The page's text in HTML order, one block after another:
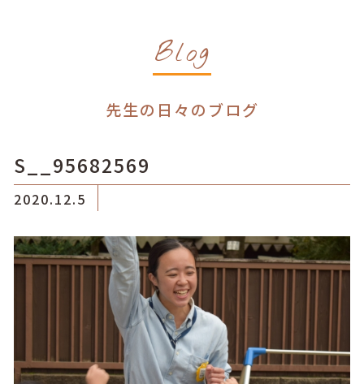
Blog
先生の日々のブログ
S__95682569
2020.12.5